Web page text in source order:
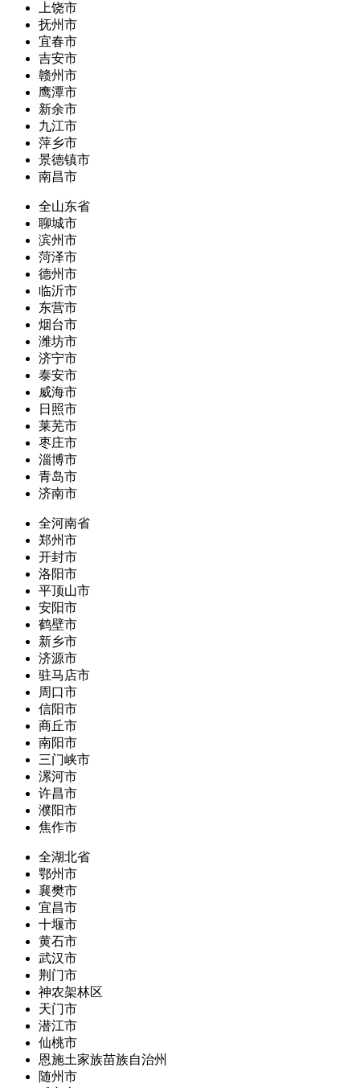
上饶市
抚州市
宜春市
吉安市
赣州市
鹰潭市
新余市
九江市
萍乡市
景德镇市
南昌市
全山东省
聊城市
滨州市
菏泽市
德州市
临沂市
东营市
烟台市
潍坊市
济宁市
泰安市
威海市
日照市
莱芜市
枣庄市
淄博市
青岛市
济南市
全河南省
郑州市
开封市
洛阳市
平顶山市
安阳市
鹤壁市
新乡市
济源市
驻马店市
周口市
信阳市
商丘市
南阳市
三门峡市
漯河市
许昌市
濮阳市
焦作市
全湖北省
鄂州市
襄樊市
宜昌市
十堰市
黄石市
武汉市
荆门市
神农架林区
天门市
潜江市
仙桃市
恩施土家族苗族自治州
随州市